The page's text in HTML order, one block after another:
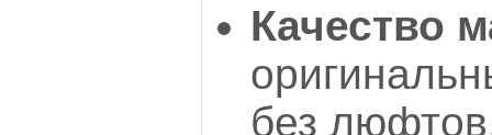
Качество
без